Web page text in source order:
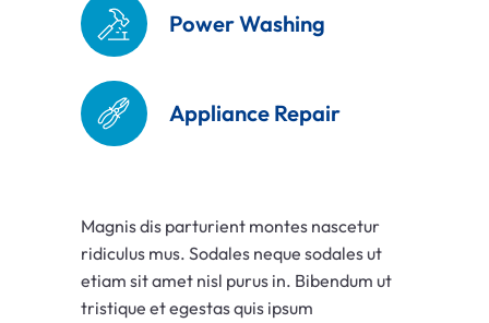
Power Washing
Appliance Repair
Magnis dis parturient montes nascetur
ridiculus mus. Sodales neque sodales ut
etiam sit amet nisl purus in. Bibendum ut
tristique et egestas quis ipsum